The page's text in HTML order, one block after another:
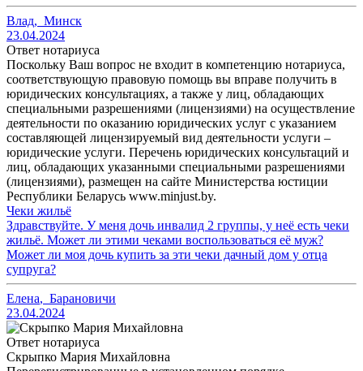
Влад, Минск
23.04.2024
Ответ нотариуса
Поскольку Ваш вопрос не входит в компетенцию нотариуса,
соответствующую правовую помощь вы вправе получить в
юридических консультациях, а также у лиц, обладающих
специальными разрешениями (лицензиями) на осуществление
деятельности по оказанию юридических услуг с указанием
составляющей лицензируемый вид деятельности услуги –
юридические услуги. Перечень юридических консультаций и
лиц, обладающих указанными специальными разрешениями
(лицензиями), размещен на сайте Министерства юстиции
Республики Беларусь www.minjust.by.
Чеки жильё
Здравствуйте. У меня дочь инвалид 2 группы, у неё есть чеки
жильё. Может ли этими чеками воспользоваться её муж?
Может ли моя дочь купить за эти чеки дачный дом у отца
супруга?
Елена, Барановичи
23.04.2024
Ответ нотариуса
Скрыпко Мария Михайловна